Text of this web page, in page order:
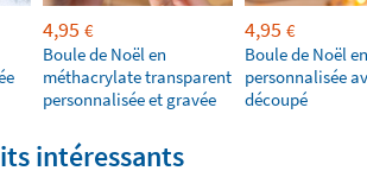
4,95 €
Boule de Noël en
méthacrylate transparent
personnalisée et gravée
4,95 €
Boule de Noël
personnalisée
découpé
intéressants